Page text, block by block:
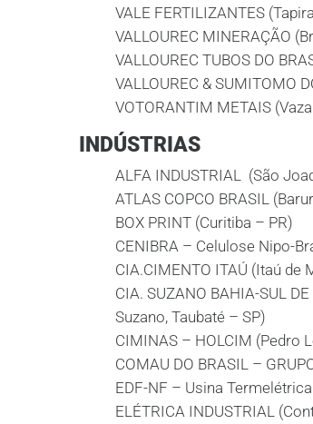
VALE FERTILIZANTES
VALLOUREC MINERAÇÃO
VALLOUREC TUBOS DO
VALLOUREC & SUMITOMO
VOTORANTIM METAIS
INDÚSTRIAS
ALFA INDUSTRIAL (São
ATLAS COPCO BRASIL
BOX PRINT (Curitiba – PR)
CENIBRA – Celulose Nipo-
CIA.CIMENTO ITAÚ (Itaú de
CIA. SUZANO BAHIA-SUL
Suzano, Taubaté – SP)
CIMINAS – HOLCIM (Pedro
COMAU DO BRASIL –
EDF-NF – Usina
ELÉTRICA INDUSTRIAL